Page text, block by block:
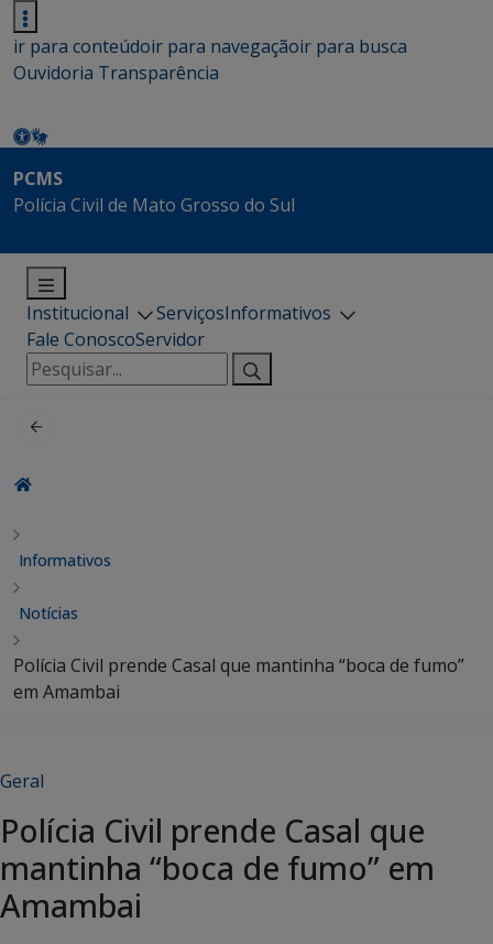
ir para conteúdoir para navegaçãoir para busca
Ouvidoria Transparência
PCMS
Polícia Civil de Mato Grosso do Sul
Institucional ServiçosInformativos
Fale ConoscoServidor
Pesquisar
por:
Informativos
Notícias
Polícia Civil prende Casal que mantinha “boca de fumo”
em Amambai
Geral
Polícia Civil prende Casal que
mantinha “boca de fumo” em
Amambai